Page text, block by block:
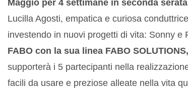
Maggio per 4 settimane in seconda serata
Lucilla Agosti, empatica e curiosa
investendo in nuovi progetti di vita: Sonny
FABO con la sua linea FABO
supporterà i 5 partecipanti nella
facili da usare e preziose alleate nella vita